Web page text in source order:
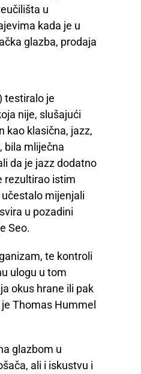
u
kada je u
glazba, prodaja
testiralo je
nije, slušajući
kao klasična, jazz,
bila mliječna
da je jazz dodatno
rezultirao istim
mijenjali
u pozadini
Seo.
te kontroli
ulogu u tom
okus hrane ili pak
Thomas Hummel
glazbom u
ali i iskustvu i